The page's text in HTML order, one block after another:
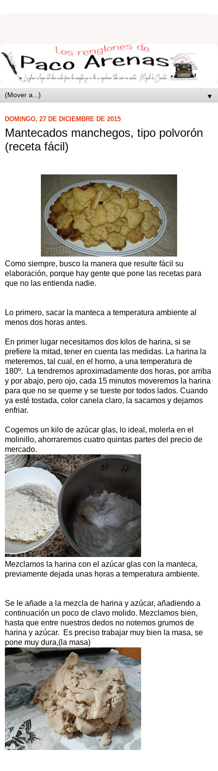
▼
DOMINGO, 27 DE DICIEMBRE DE 2015
Mantecados manchegos, tipo polvorón
(receta fácil)
Como siempre, busco la manera que resulte fácil su
elaboración, porque hay gente que pone las recetas para
que no las entienda nadie.
Lo primero, sacar la manteca a temperatura ambiente al
menos dos horas antes.
En primer lugar necesitamos dos kilos de harina, si se
prefiere la mitad, tener en cuenta las medidas. La harina la
meteremos, tal cual, en el horno, a una temperatura de
180º. La tendremos aproximadamente dos horas, por arriba
y por abajo, pero ojo, cada 15 minutos moveremos la harina
para que no se queme y se tueste por todos lados. Cuando
ya esté tostada, color canela claro, la sacamos y dejamos
enfriar.
Cogemos un kilo de azúcar glas, lo ideal, molerla en el
molinillo, ahorraremos cuatro quintas partes del precio de
mercado.
Mezclamos la harina con el azúcar glas con la manteca,
previamente dejada unas horas a temperatura ambiente.
Se le añade a la mezcla de harina y azúcar, añadiendo a
continuación un poco de clavo molido. Mezclamos bien,
hasta que entre nuestros dedos no notemos grumos de
harina y azúcar. Es preciso trabajar muy bien la masa, se
pone muy dura,(la masa)